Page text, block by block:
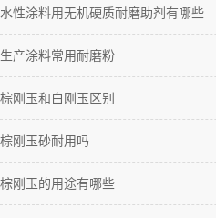
水性涂料用无机硬质耐磨助剂有哪些
生产涂料常用耐磨粉
棕刚玉和白刚玉区别
棕刚玉砂耐用吗
棕刚玉的用途有哪些